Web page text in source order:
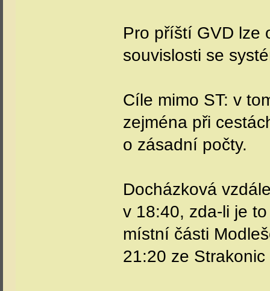
Pro příští GVD lze
souvislosti se
Cíle mimo ST: v
zejména při
o zásadní počty.
Docházková
v 18:40, zda-li je
místní části
21:20 ze